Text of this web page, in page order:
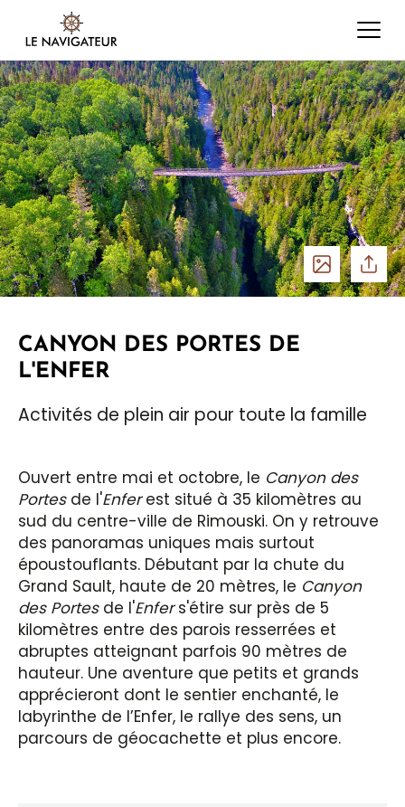
Voir
CANYON DES PORTES DE
L'ENFER
Activités de plein air pour toute la famille
Ouvert entre mai et octobre, le Canyon des
Portesde l'Enferest situé à 35 kilomètres au
sud du centre-ville de Rimouski. On y retrouve
des panoramas uniques mais surtout
époustouflants. Débutant par la chute du
Grand Sault, haute de 20 mètres, le Canyon
des Portesde l'Enfers'étire sur près de 5
kilomètres entre des parois resserrées et
abruptes atteignant parfois 90 mètres de
hauteur. Une aventure que petits et grands
apprécieront dont le sentier enchanté, le
labyrinthe de l’Enfer, le rallye des sens, un
parcours de géocachette et plus encore.